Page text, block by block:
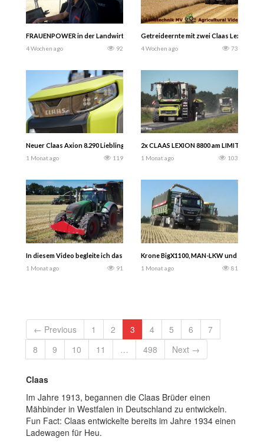
FRAUENPOWER in der Landwirtschaft — Getreideernte 2026…
4 Wochen ago 92
Getreideernte mit zwei Claas Lexion
4 Wochen ago 73
Neuer Claas Axion 8.290 Liebling der Nation: Lange mussten Claas Kunden
1 Monat ago 119
2x CLAAS LEXION 8800 am LIMIT! |
1 Monat ago 103
In diesem Video begleite ich das Lohnunternehmen A. Marquardt bei der
1 Monat ago 91
Krone BigX1100, MAN-LKW und Claas
1 Monat ago 81
← Previous 1 2 3 4 5 6
7
8
9 10 11 … 498 Next →
Claas
Im Jahre 1913, begannen die Claas Brüder einen
Mähbinder in Westfalen in Deutschland zu entwickeln.
Fun Fact: Claas entwickelte bereits im Jahre 1934 einen
Ladewagen für Heu.